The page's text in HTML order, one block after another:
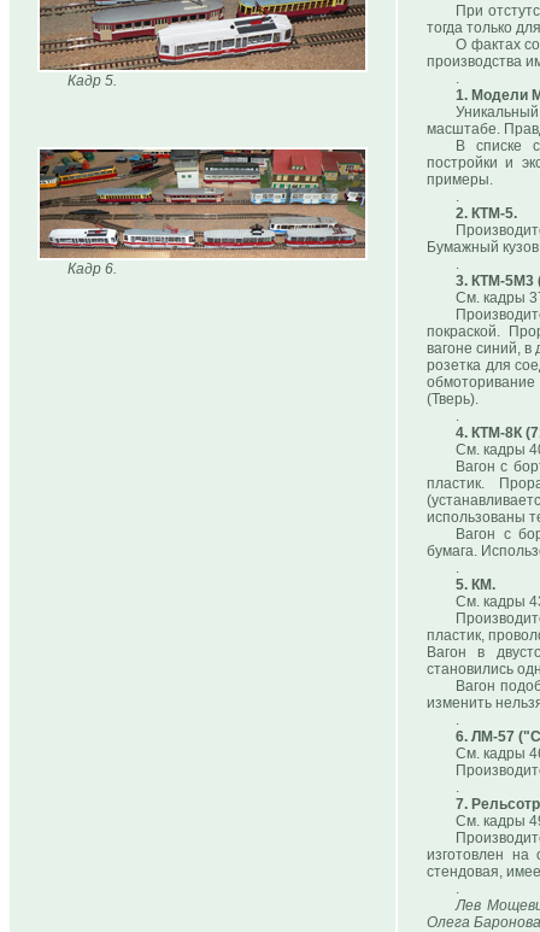
Кадр 5.
Кадр 6.
При
тогда только
О фактах
производства
.
1. Модели
масштабе.
В списке
постройки и
примеры.
.
2. КТМ-5.
Бумажный
.
3. КТМ-5М3
См. кадры
покраской.
вагоне синий,
розетка для
обмоторивание
(Тверь).
.
4. КТМ-8К
См. кадры
Вагон с
пластик.
использованы
Вагон с
бумага.
.
5. КМ.
См. кадры
пластик,
Вагон в
становились
Вагон
изменить
.
6. ЛМ-57
См. кадры
.
7.
См. кадры
изготовлен
стендовая,
.
Лев
Олега